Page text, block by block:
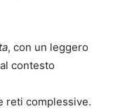
, con un leggero
contesto
reti complessive.